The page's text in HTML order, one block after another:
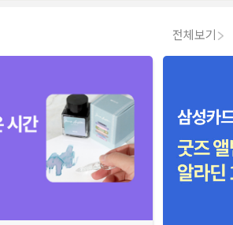
전체보기